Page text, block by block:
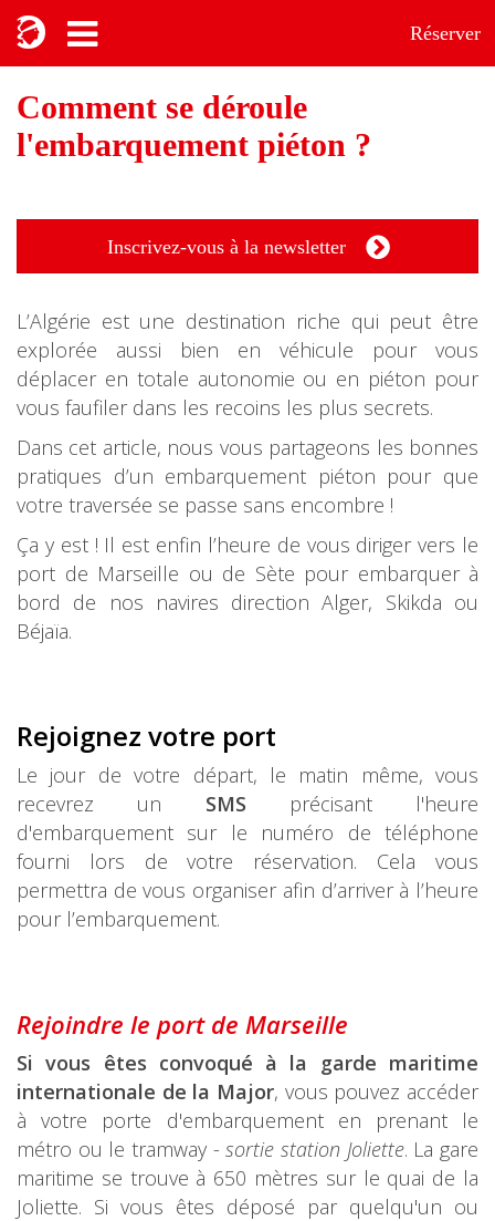
Réserver
Comment se déroule
l'embarquement piéton ?
Inscrivez-vous à la newsletter
L’Algérie est une destination riche qui peut être
explorée aussi bien en véhicule pour vous
déplacer en totale autonomie ou en piéton pour
vous faufiler dans les recoins les plus secrets.
Dans cet article, nous vous partageons les bonnes
pratiques d’un embarquement piéton pour que
votre traversée se passe sans encombre !
Ça y est ! Il est enfin l’heure de vous diriger vers le
port de Marseille ou de Sète pour embarquer à
bord de nos navires direction Alger, Skikda ou
Béjaïa.
Rejoignez votre port
Le jour de votre départ, le matin même, vous
recevrez un SMS précisant l'heure
d'embarquement sur le numéro de téléphone
fourni lors de votre réservation. Cela vous
permettra de vous organiser afin d’arriver à l’heure
pour l’embarquement.
Rejoindre le port de Marseille
Si vous êtes convoqué à la garde maritime
internationale de la Major, vous pouvez accéder
à votre porte d'embarquement en prenant le
métro ou le tramway -sortie station Joliette. La gare
maritime se trouve à 650 mètres sur le quai de la
Joliette. Si vous êtes déposé par quelqu'un ou